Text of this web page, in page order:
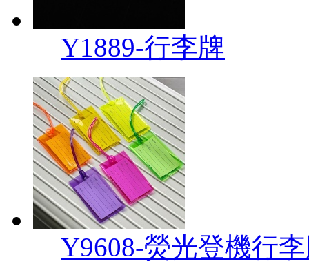
Y1889-行李牌
Y9608-熒光登機行